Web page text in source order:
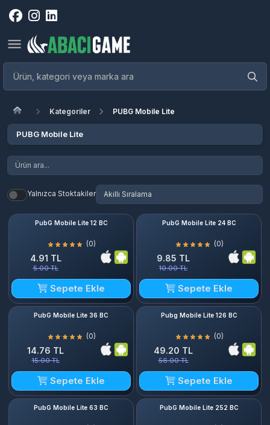
Kategoriler PUBG Mobile Lite
PUBG Mobile Lite
Yalnızca Stoktakiler
PubG Mobile Lite 12 BC
(0)
4.91 TL
5.00 TL
Sepete Ekle
PubG Mobile Lite 24 BC
(0)
9.85 TL
10.00 TL
Sepete Ekle
PubG Mobile Lite 36 BC
(0)
14.76 TL
15.00 TL
Sepete Ekle
Pubg Mobile Lite 126 BC
(0)
49.20 TL
56.00 TL
Sepete Ekle
PubG Mobile Lite 63 BC PubG Mobile Lite 252 BC